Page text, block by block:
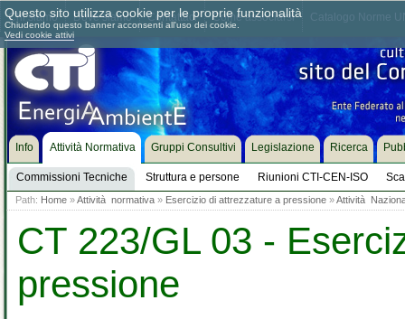
Chi siamo Dove siamo Contattaci Come associarsi
Info Attività Normativa
Commissioni Tecniche Struttura e persone Riunioni CTI-CEN-ISO
Gruppi Consultivi Legislazione Ricerca
Path: Home »Attività normativa » Esercizio di attrezzature a pressione »Attività
CT 223/GL 03 -
pressione
Questo sito utilizza cookie per le proprie funzionalità
Chiudendo questo banner acconsenti all'uso dei cookie.
Vedi cookie attivi